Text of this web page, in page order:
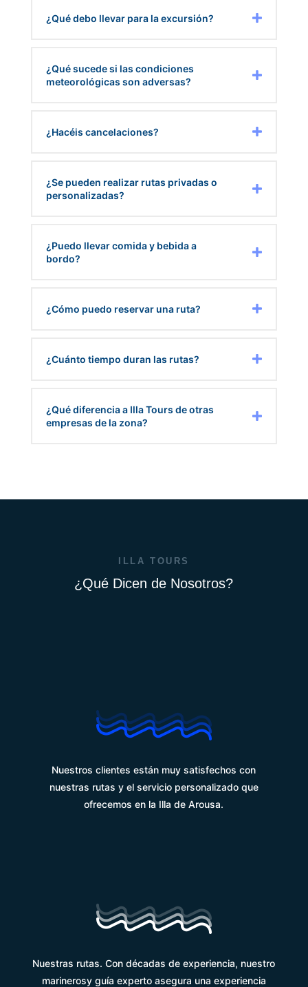
¿Qué debo llevar para la excursión?
¿Qué sucede si las condiciones
meteorológicas son adversas?
¿Hacéis cancelaciones?
¿Se pueden realizar rutas privadas o
personalizadas?
¿Puedo llevar comida y bebida a
bordo?
¿Cómo puedo reservar una ruta?
¿Cuánto tiempo duran las rutas?
¿Qué diferencia a Illa Tours de otras
empresas de la zona?
ILLA TOURS
¿Qué Dicen de Nosotros?
Nuestros clientes están muy satisfechos con
nuestras rutas y el servicio personalizado que
ofrecemos en la Illa de Arousa.
Nuestras rutas. Con décadas de experiencia, nuestro
marinerosy guía experto asegura una experiencia